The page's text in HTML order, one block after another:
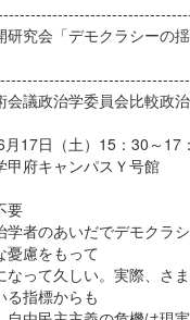
研究会「デモクラシーの
会議政治学委員会比較政
月17日（土）15：30～17
甲府キャンパスＹ号館
要
学者のあいだでデモクラ
憂慮をもって
なって久しい。実際、さ
る指標からも